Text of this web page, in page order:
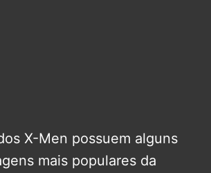
X-Men possuem alguns
mais populares da